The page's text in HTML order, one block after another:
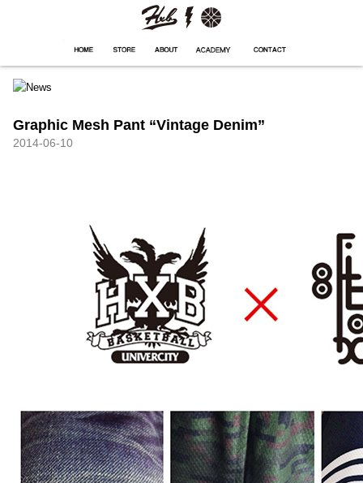
Graphic Mesh Pant “Vintage Denim”
2014-06-10